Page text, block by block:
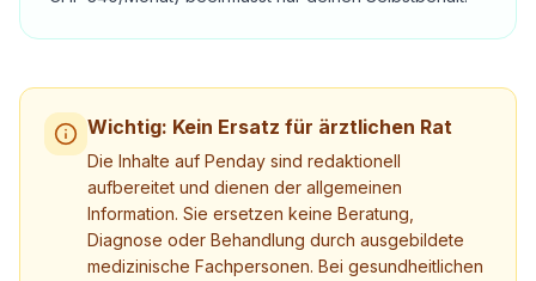
Wichtig: Kein Ersatz für ärztlichen Rat
Die Inhalte auf Penday sind redaktionell
aufbereitet und dienen der allgemeinen
Information. Sie ersetzen keine Beratung,
Diagnose oder Behandlung durch ausgebildete
medizinische Fachpersonen. Bei gesundheitlichen